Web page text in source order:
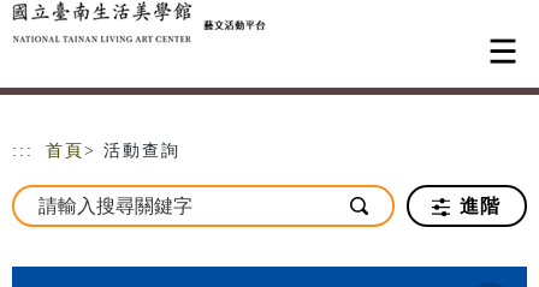
跳到主要內容
網站導覽
::: 首頁 > 活動查詢
進階